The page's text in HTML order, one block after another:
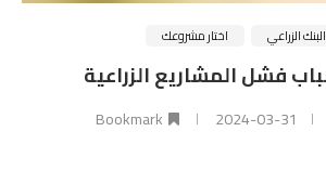
البنك الزراعي اختار مشروعك
2024-03-31
Bookmark